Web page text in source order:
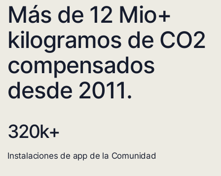
Más de 12 Mio+
kilogramos de CO2
compensados
desde 2011.
320k+
Instalaciones de app de la Comunidad